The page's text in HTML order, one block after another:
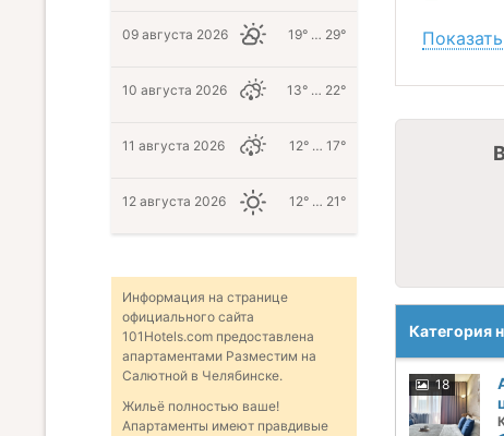
Категория
18
09 августа 2026 19° … 29°
10 августа 2026 13° … 22°
11 августа 2026 12° … 17°
12 августа 2026 12° … 21°
Информация на странице
официального сайта
101Hotels.com предоставлена
апартаментами Разместим на
Салютной в Челябинске.
Жильё полностью ваше!
Апартаменты имеют правдивые